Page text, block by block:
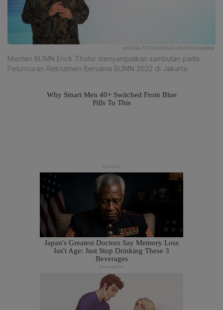
ANTARA FOTO/DHEMAS REVIYANTO/AWW.
Menteri BUMN Erick Thohir menyampaikan sambutan pada
Peluncuran Rekrutmen Bersama BUMN 2022 di Jakarta.